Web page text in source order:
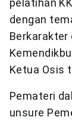
pelatihan
dengan
Berkarakter
Ketua Osis
Pemateri
unsure